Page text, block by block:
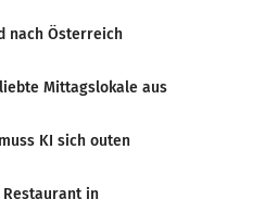
nach Österreich
Mittagslokale aus
KI sich outen
Restaurant in